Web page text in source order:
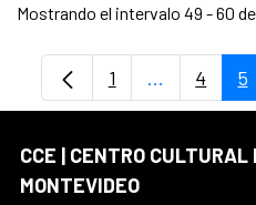
Mostrando el intervalo 49 - 60
Página
1 ...PáginasPágina
4 5
CCE | CENTRO CULTURAL
MONTEVIDEO